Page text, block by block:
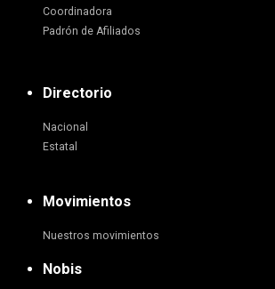
Coordinadora
Padrón de Afiliados
Directorio
Nacional
Estatal
Movimientos
Nuestros movimientos
Nobis